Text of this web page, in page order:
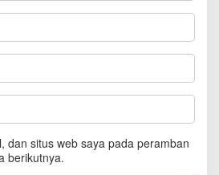
dan situs web saya pada peramban
berikutnya.